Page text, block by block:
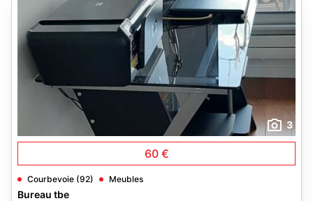
3
60 €
Courbevoie (92) Meubles
Bureau tbe